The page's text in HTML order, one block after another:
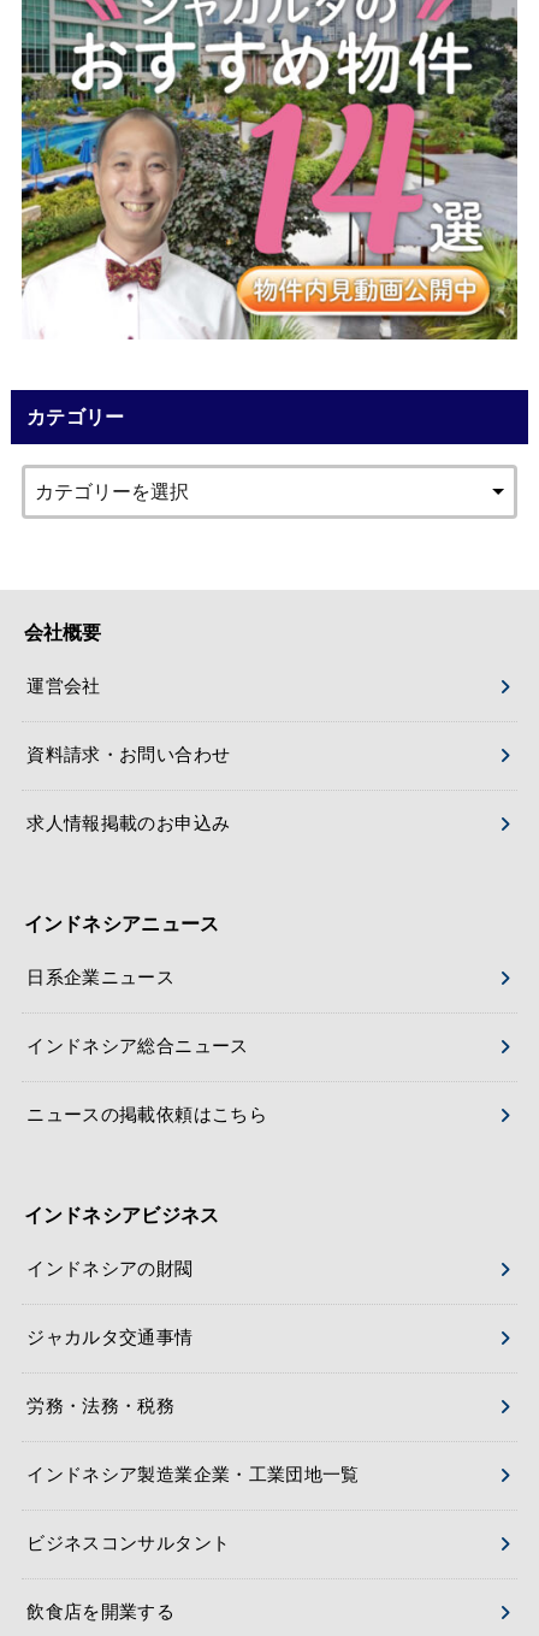
カテゴリー
会社概要
運営会社
資料請求・お問い合わせ
求人情報掲載のお申込み
インドネシアニュース
日系企業ニュース
インドネシア総合ニュース
ニュースの掲載依頼はこちら
インドネシアビジネス
インドネシアの財閥
ジャカルタ交通事情
労務・法務・税務
インドネシア製造業企業・工業団地一覧
ビジネスコンサルタント
飲食店を開業する